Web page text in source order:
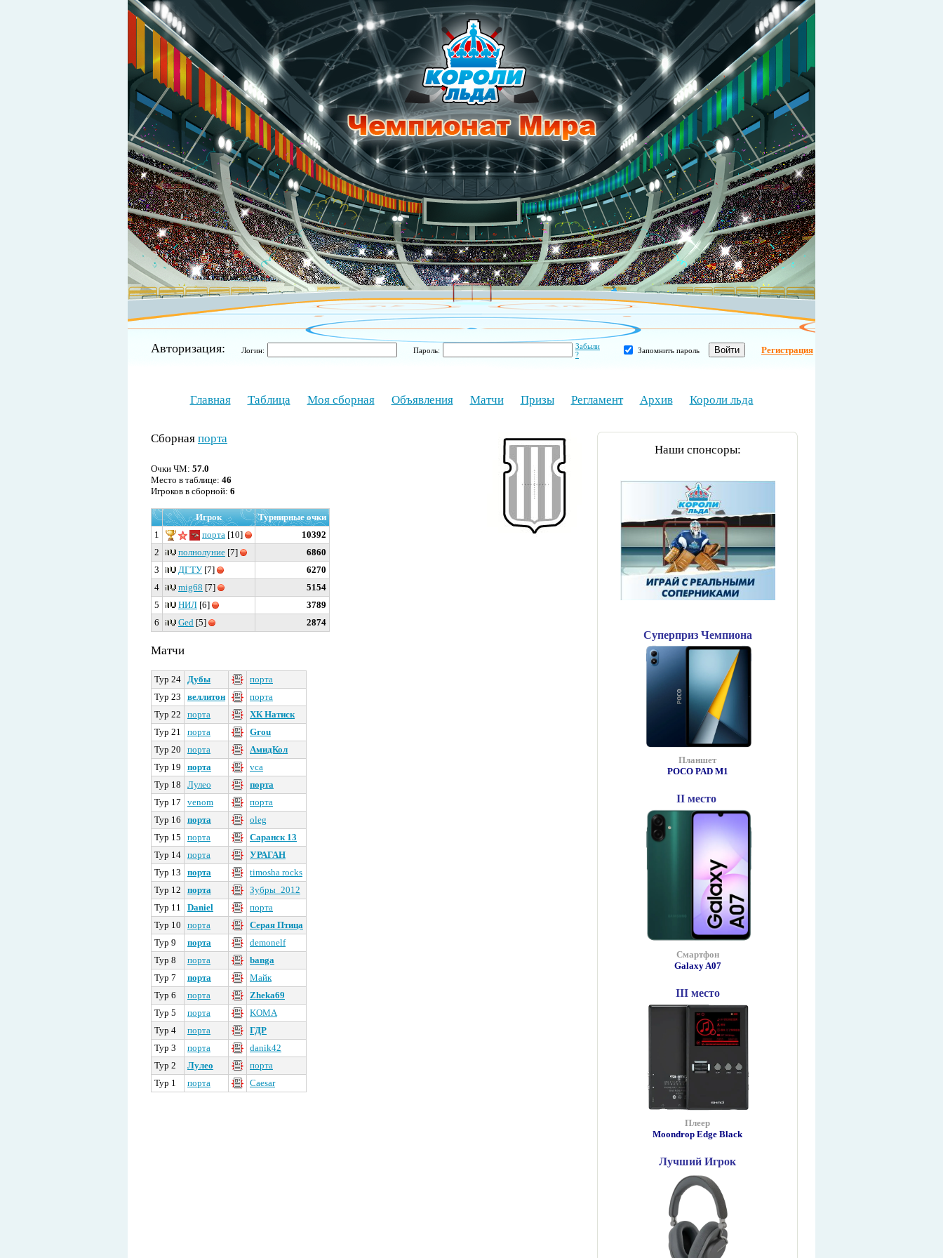
Авторизация: Логин: Пароль:
Забыли
?
Запомнить пароль Регистрация
Главная Таблица Моя сборная Объявления Матчи Призы Регламент Архив Короли льда
Сборная порта
Очки ЧМ: 57.0
Место в таблице: 46
Игроков в сборной: 6
Игрок
Турнирные очки
1
порта [10]
10392
2
полнолуние [7]
6860
3
ДГТУ [7]
6270
4
mig68 [7]
5154
5
НИЛ [6]
3789
6
Ged [5] 2874
Матчи
Тур 24 Дубы
порта
Тур 23
веллитон
порта
Тур 22
порта
ХК Натиск
Тур 21
порта
Grou
Тур 20
порта
АмидКол
Тур 19
порта
vca
Тур 18
Лулео
порта
Тур 17
venom
порта
Тур 16
порта
oleg
Тур 15
порта
Саранск 13
Тур 14 порта
УРАГАН
Тур 13
порта
timosha rocks
Тур 12
порта
Зубры_2012
Тур 11
Daniel
порта
Тур 10
порта
Серая Птица
Тур 9
порта
demonelf
Тур 8
порта
banga
Тур 7
порта
Майк
Тур 6
порта
Zheka69
Тур 5
порта
KOMA
Тур 4
порта
ГДР
Тур 3
порта
danik42
Тур 2
Лулео
порта
Тур 1
порта Caesar
Наши спонсоры:
Суперприз Чемпиона
Планшет
POCO PAD М1
II место
Смартфон
Galaxy A07
III место
Плеер
Moondrop Edge Black
Лучший Игрок